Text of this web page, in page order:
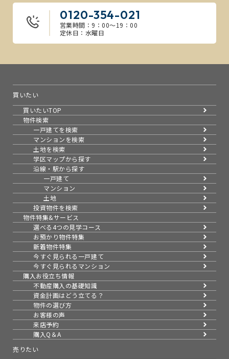
0120-354-021
営業時間：9：00～19：00
定休日：水曜日
買いたい
買いたいTOP
物件検索
一戸建てを検索
マンションを検索
土地を検索
学区マップから探す
沿線・駅から探す
一戸建て
マンション
土地
投資物件を検索
物件特集&サービス
選べる4つの見学コース
お預かり物件特集
新着物件特集
今すぐ見られる一戸建て
今すぐ見られるマンション
購入お役立ち情報
不動産購入の基礎知識
資金計画はどう立てる？
物件の選び方
お客様の声
来店予約
購入Q＆A
売りたい